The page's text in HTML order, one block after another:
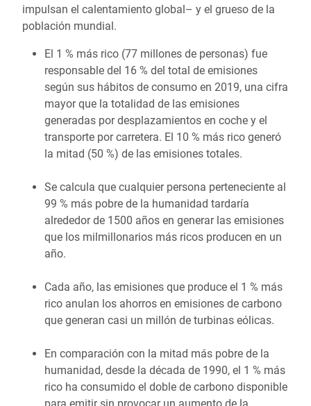
impulsan el calentamiento global– y el grueso de la
población mundial.
El 1 % más rico (77 millones de personas) fue
responsable del 16 % del total de emisiones
según sus hábitos de consumo en 2019, una cifra
mayor que la totalidad de las emisiones
generadas por desplazamientos en coche y el
transporte por carretera. El 10 % más rico generó
la mitad (50 %) de las emisiones totales.
Se calcula que cualquier persona perteneciente al
99 % más pobre de la humanidad tardaría
alrededor de 1500 años en generar las emisiones
que los milmillonarios más ricos producen en un
año.
Cada año, las emisiones que produce el 1 % más
rico anulan los ahorros en emisiones de carbono
que generan casi un millón de turbinas eólicas.
En comparación con la mitad más pobre de la
humanidad, desde la década de 1990, el 1 % más
rico ha consumido el doble de carbono disponible